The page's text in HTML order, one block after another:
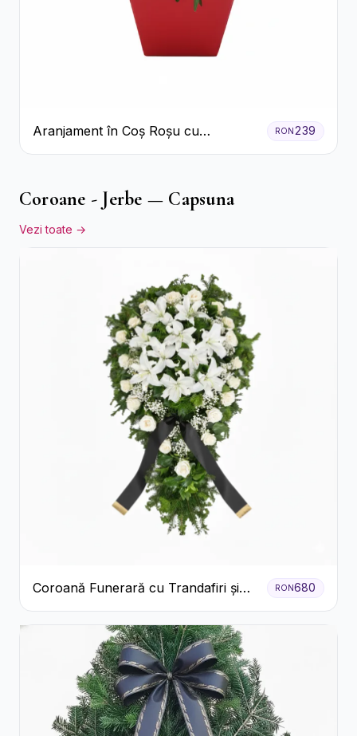
Aranjament în Coș Roșu cu
Trandafiri și Crizanteme Albe
RON239
Coroane - Jerbe — Capsuna
Vezi toate →
Coroană Funerară cu Trandafiri și
Crini
RON680